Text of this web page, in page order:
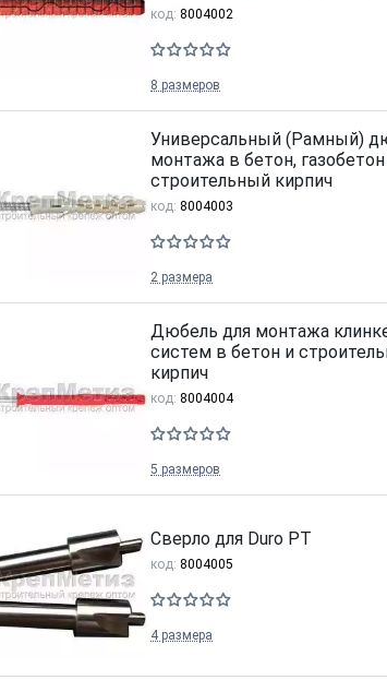
HKR-R
Cкрытый крепеж
У нас появился
код: 8004002
8 размеров
Универсальный (Рамный)
монтажа в бетон,
строительный кирпич
код: 8004003
2 размера
Дюбель для монтажа
систем в бетон и
кирпич
код: 8004004
5 размеров
Сверло для Duro PT
код: 8004005
4 размера